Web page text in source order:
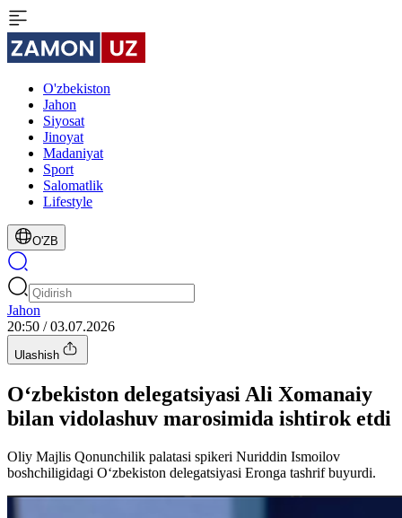
O'zbekiston
Jahon
Siyosat
Jinoyat
Madaniyat
Sport
Salomatlik
Lifestyle
O'ZB
Jahon
20:50 / 03.07.2026
Ulashish
O‘zbekiston delegatsiyasi Ali Xomanaiy
bilan vidolashuv marosimida ishtirok etdi
Oliy Majlis Qonunchilik palatasi spikeri Nuriddin Ismoilov
boshchiligidagi O‘zbekiston delegatsiyasi Eronga tashrif buyurdi.